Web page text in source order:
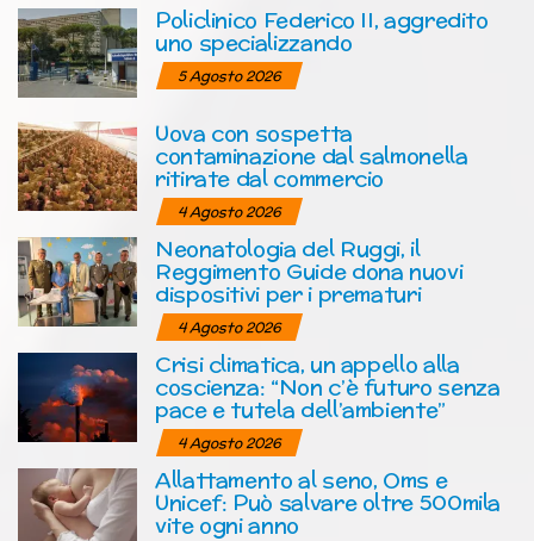
Policlinico Federico II, aggredito
uno specializzando
5 Agosto 2026
Uova con sospetta
contaminazione dal salmonella
ritirate dal commercio
4 Agosto 2026
Neonatologia del Ruggi, il
Reggimento Guide dona nuovi
dispositivi per i prematuri
4 Agosto 2026
Crisi climatica, un appello alla
coscienza: “Non c’è futuro senza
pace e tutela dell’ambiente”
4 Agosto 2026
Allattamento al seno, Oms e
Unicef: Può salvare oltre 500mila
vite ogni anno